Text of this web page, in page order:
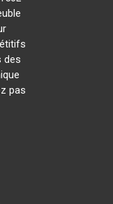
des
pas